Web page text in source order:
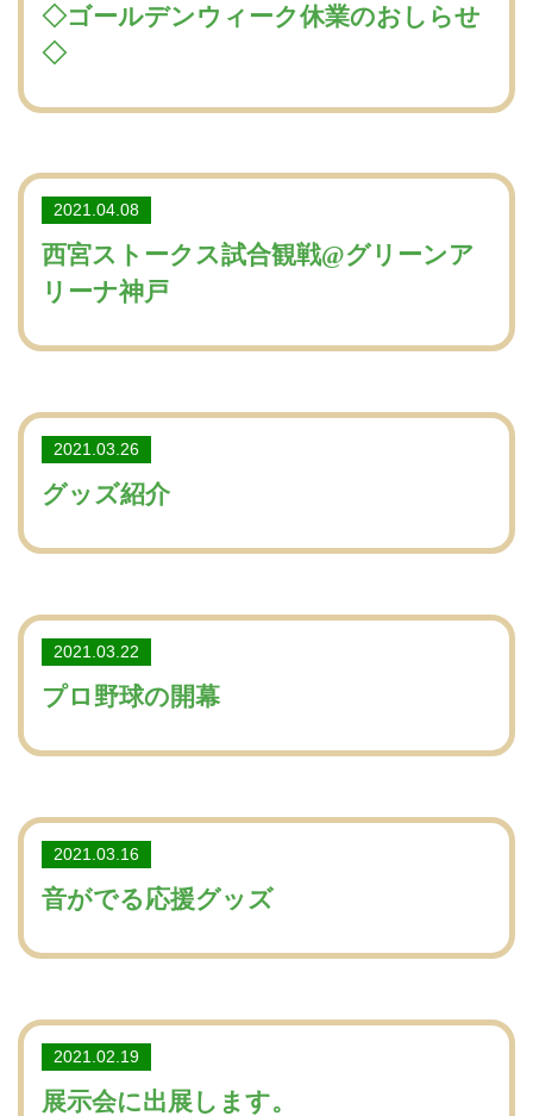
◇ゴールデンウィーク休業のおしらせ
◇
2021.04.08
西宮ストークス試合観戦@グリーンア
リーナ神戸
2021.03.26
グッズ紹介
2021.03.22
プロ野球の開幕
2021.03.16
音がでる応援グッズ
2021.02.19
展示会に出展します。